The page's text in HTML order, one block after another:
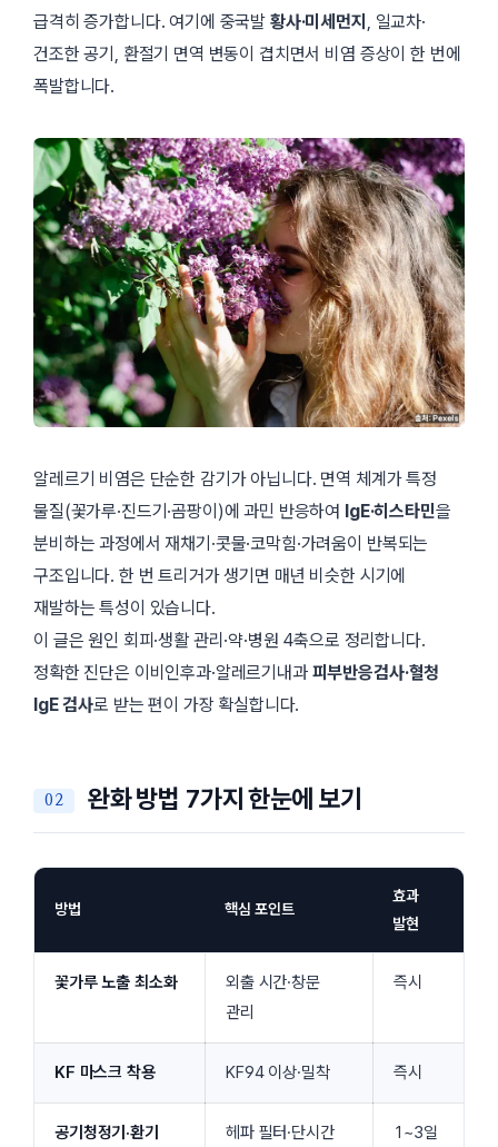
급격히 증가합니다. 여기에 중국발 황사·미세먼지 , 일교차·
건조한 공기, 환절기 면역 변동이 겹치면서 비염 증상이 한 번에
폭발합니다.
알레르기 비염은 단순한 감기가 아닙니다. 면역 체계가 특정
물질(꽃가루·진드기·곰팡이)에 과민 반응하여 IgE·히스타민을
분비하는 과정에서 재채기·콧물·코막힘·가려움이 반복되는
구조입니다. 한 번 트리거가 생기면 매년 비슷한 시기에
재발하는 특성이 있습니다.
이 글은 원인 회피·생활 관리·약·병원 4축으로 정리합니다.
정확한 진단은 이비인후과·알레르기내과 피부반응검사·혈청
IgE 검사로 받는 편이 가장 확실합니다.
완화 방법 7가지 한눈에 보기
방법 핵심 포인트
효과
발현
꽃가루 노출 최소화
외출 시간·창문
관리
즉시
KF 마스크 착용 KF94 이상·밀착 즉시
공기청정기·환기
헤파 필터·단시간
1~3일